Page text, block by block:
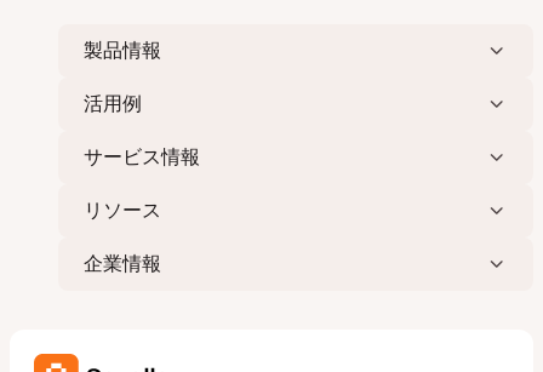
製品情報
活用例
サービス情報
リソース
企業情報